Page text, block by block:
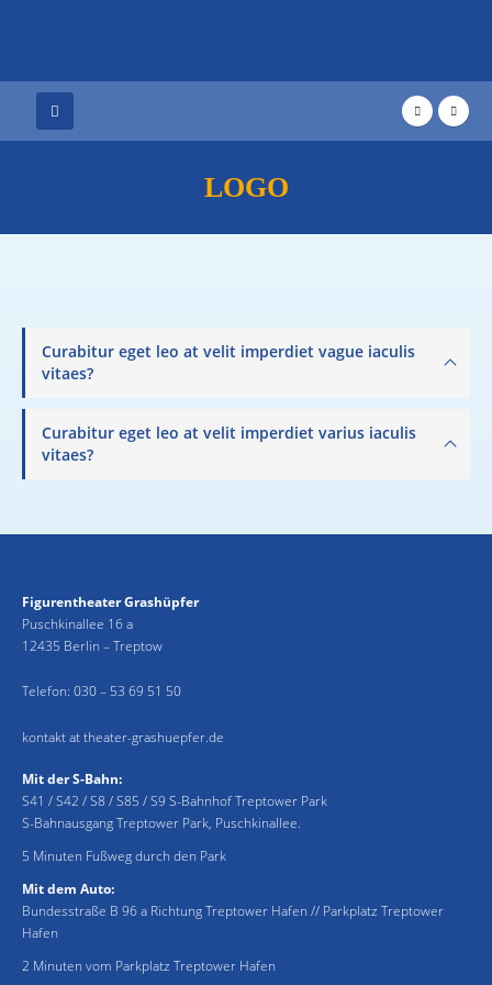
LOGO
Curabitur eget leo at velit imperdiet vague iaculis
vitaes?
Curabitur eget leo at velit imperdiet varius iaculis
vitaes?
Figurentheater Grashüpfer
Puschkinallee 16 a
12435 Berlin – Treptow
Telefon: 030 – 53 69 51 50
kontakt at theater-grashuepfer.de
Mit der S-Bahn:
S41 / S42 / S8 / S85 / S9 S-Bahnhof Treptower Park
S-Bahnausgang Treptower Park, Puschkinallee.
5 Minuten Fußweg durch den Park
Mit dem Auto:
Bundesstraße B 96 a Richtung Treptower Hafen // Parkplatz Treptower
Hafen
2 Minuten vom Parkplatz Treptower Hafen